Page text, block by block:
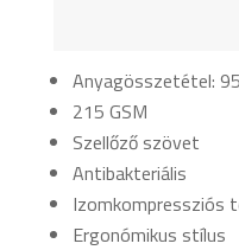
Anyagösszetétel:
215 GSM
Szellőző szövet
Antibakteriális
Izomkompressziós
Ergonómikus stílus